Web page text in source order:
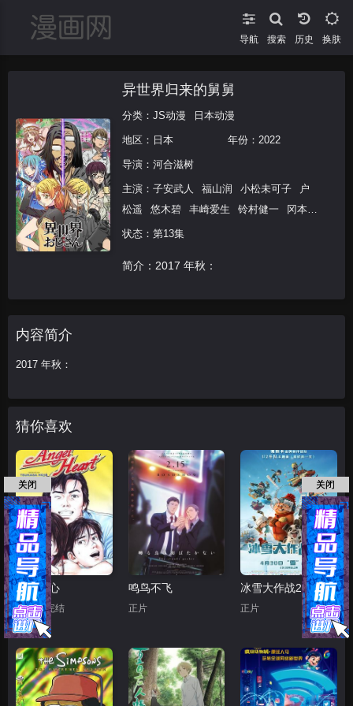
导航 搜索 换肤
异世界归来的舅舅
分类： JS动漫 日本动漫
地区： 日本 年份： 2022
导演： 河合滋树
主演： 子安武人 福山润 小松未可子
户
松遥
悠木碧 丰崎爱生 铃村健一
冈本信
彦
金元寿子
状态：第13集
简介：2017 年秋：
内容简介
2017 年秋：
猜你喜欢
天使之心
第50集完结
鸣鸟不飞
正片
冰雪大作战2（原声版）
正片
关闭 关闭